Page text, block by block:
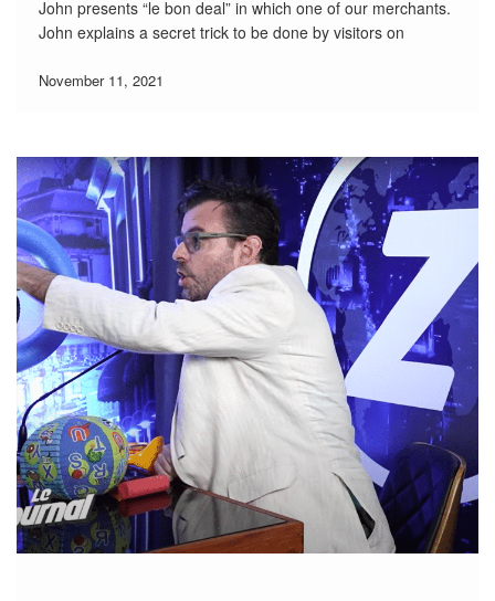
John presents “le bon deal” in which one of our merchants.
John explains a secret trick to be done by visitors on
granted […]
November 11, 2021